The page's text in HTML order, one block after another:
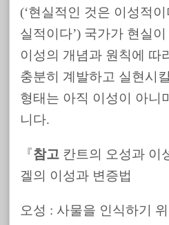
(‘현실적인 것은 이성적
실적이다’) 국가가 현실
이성의 개념과 원칙에 따
충분히 계발하고 실현시
형태는 아직 이성이 아니
니다.
『참고 칸트의 오성과 이
겔의 이성과 변증법
오성 : 사물을 인식하기